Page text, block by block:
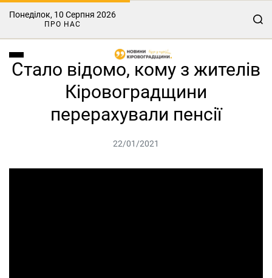
Понеділок, 10 Серпня 2026
ПРО НАС
Стало відомо, кому з жителів
Кіровоградщини
перерахували пенсії
22/01/2021